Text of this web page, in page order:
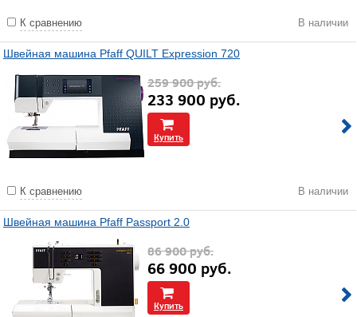
К сравнению В наличии
Швейная машина Pfaff QUILT Expression 720
259 900руб.
233 900 руб.
Купить
К сравнению В наличии
Швейная машина Pfaff Passport 2.0
86 900руб.
66 900 руб.
Купить